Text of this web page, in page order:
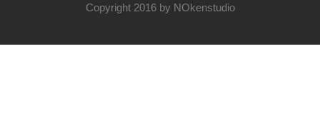
Copyright 2016 by NOkenstudio